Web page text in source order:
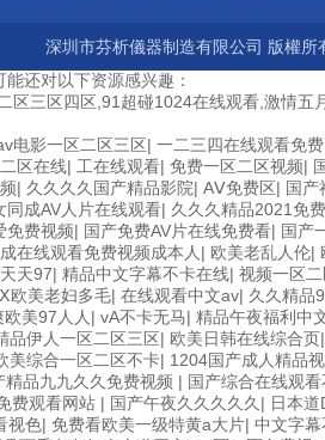
深圳市芬析儀器制造有限公司 版權
还对以下资源感兴趣：
区三区四区,91超碰1024在线观看,激情
电影一区二区三区| 一二三四在线观看免
区在线| 工在线观看| 免费一区二区视频|
| 久久久久国产精品影院| AⅤ免费区| 国
同成AV人片在线观看| 久久久精品2021免
免费视频| 国产免费AV片在线免费看| 国产
在线观看免费视频成本人| 欧美老乱人伦|
天97| 精品中文字幕不卡在线| 视频一区
欧美老妇多毛| 在线观看中文av| 久久精品
欧美97人人| vA不卡无马| 精品午夜福利中
品伊人一区二区三区| 欧美日韩在线综合页
美综合一区二区不卡| 1204国产成人精品
精品九九久久免费视频 | 国产综合在线观
费观看网站 | 国产午夜久久久久久| 日本
视色| 免费看欧美一级特黄a大片| 中文字